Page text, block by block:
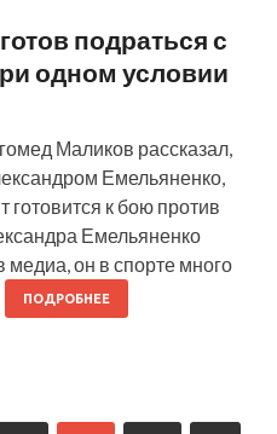
подраться с
одном условии
Маликов рассказал,
Емельяненко,
к бою против
Емельяненко
медиа, он в спорте много
ПОДРОБНЕЕ